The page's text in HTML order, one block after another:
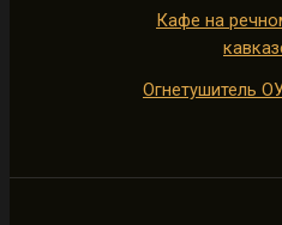
Кафе на
Огнетушитель